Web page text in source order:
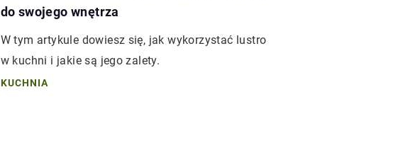
do swojego wnętrza
W tym artykule dowiesz się, jak wykorzystać lustro
w kuchni i jakie są jego zalety.
KUCHNIA